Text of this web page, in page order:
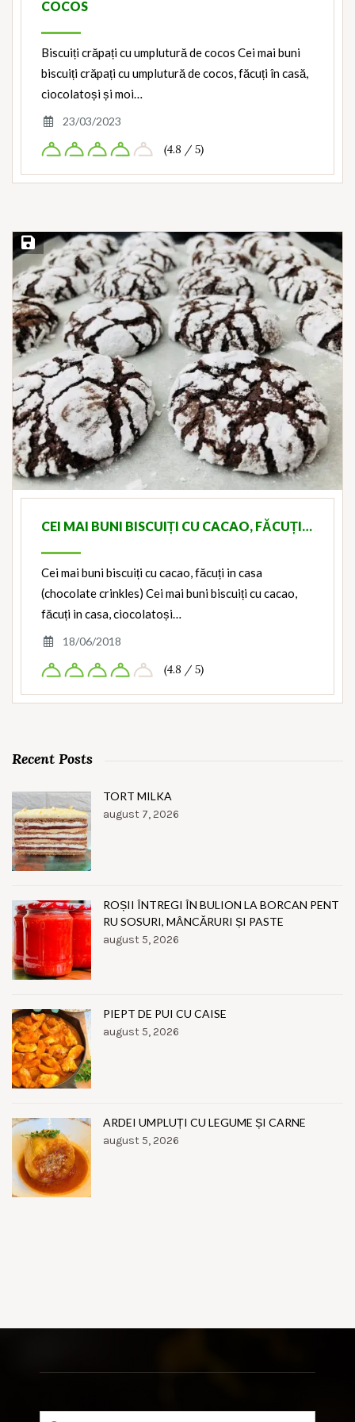
COCOS
Biscuiți crăpați cu umplutură de cocos Cei mai buni
biscuiți crăpați cu umplutură de cocos, făcuți în casă,
ciocolatoși și moi…
23/03/2023
(4.8 / 5)
Save Recipe
CEI MAI BUNI BISCUIȚI CU CACAO, FĂCUȚI…
Cei mai buni biscuiți cu cacao, făcuți in casa
(chocolate crinkles) Cei mai buni biscuiți cu cacao,
făcuți in casa, ciocolatoși…
18/06/2018
(4.8 / 5)
Recent Posts
TORT MILKA
august 7, 2026
ROȘII ÎNTREGI ÎN BULION LA BORCAN PENT
RU SOSURI, MÂNCĂRURI ȘI PASTE
august 5, 2026
PIEPT DE PUI CU CAISE
august 5, 2026
ARDEI UMPLUȚI CU LEGUME ȘI CARNE
august 5, 2026
Search